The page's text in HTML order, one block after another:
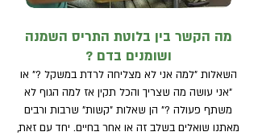
מה הקשר בין בלוטת התריס השמנה
ושומנים בדם ?
השאלות "למה אני לא מצליחה לרדת במשקל ?" או
"אני עושה מה שצריך והכל תקין אז למה הגוף לא
משתף פעולה ?" הן שאלות "קשות" שרבות ורבים
מאתנו שואלים בשלב זה או אחר בחיים. יחד עם זאת,